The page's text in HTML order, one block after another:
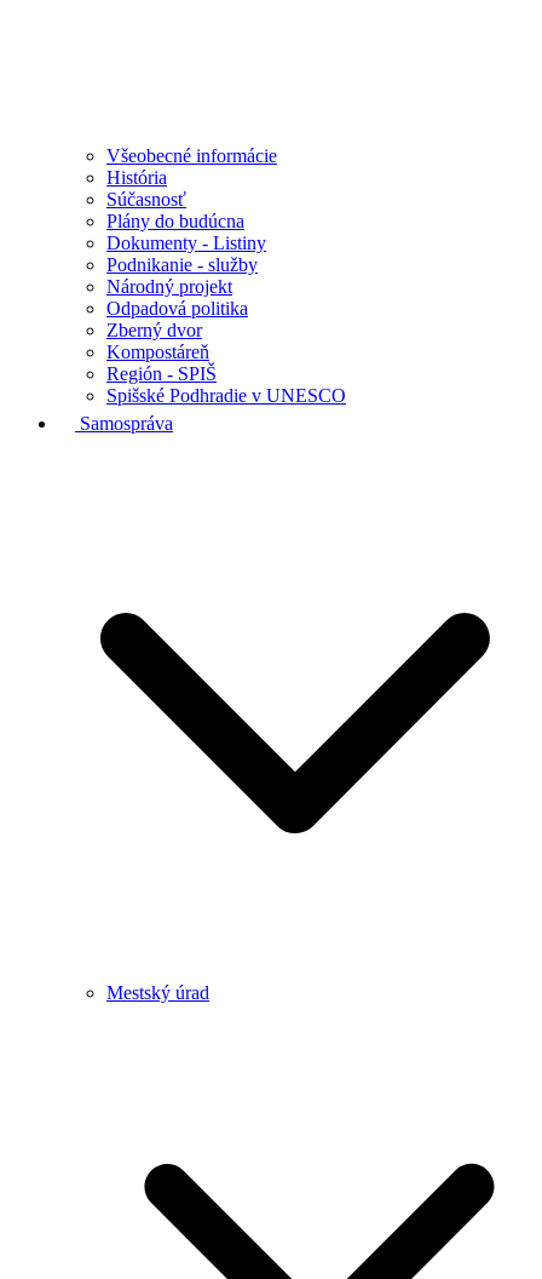
Všeobecné informácie
História
Súčasnosť
Plány do budúcna
Dokumenty - Listiny
Podnikanie - služby
Národný projekt
Odpadová politika
Zberný dvor
Kompostáreň
Región - SPIŠ
Spišské Podhradie v UNESCO
Samospráva
Mestský úrad